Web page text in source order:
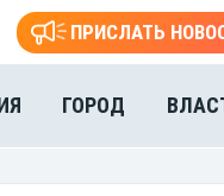
ПРИСЛАТЬ
ГОРОД